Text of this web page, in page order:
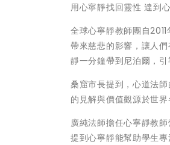
用心寧靜找回靈性 達到
全球心寧靜教師團自
帶來慈悲的影響，讓人
靜一分鐘帶到尼泊爾，
桑窟市長提到，心道法
的見解與價值觀源於世
廣純法師擔任心寧靜教
提到心寧靜能幫助學生